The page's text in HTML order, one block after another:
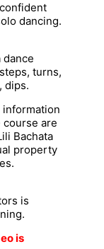
dancing.
turns,
dips.
are
Bachata
property
is
is